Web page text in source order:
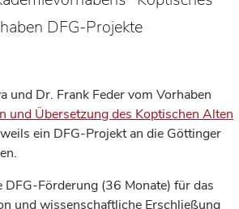
DFG-Projekte
und Dr. Frank Feder vom Vorhaben
und Übersetzung des Koptischen Alten
ein DFG-Projekt an die Göttinger
DFG-Förderung (36 Monate) für das
und wissenschaftliche Erschließung